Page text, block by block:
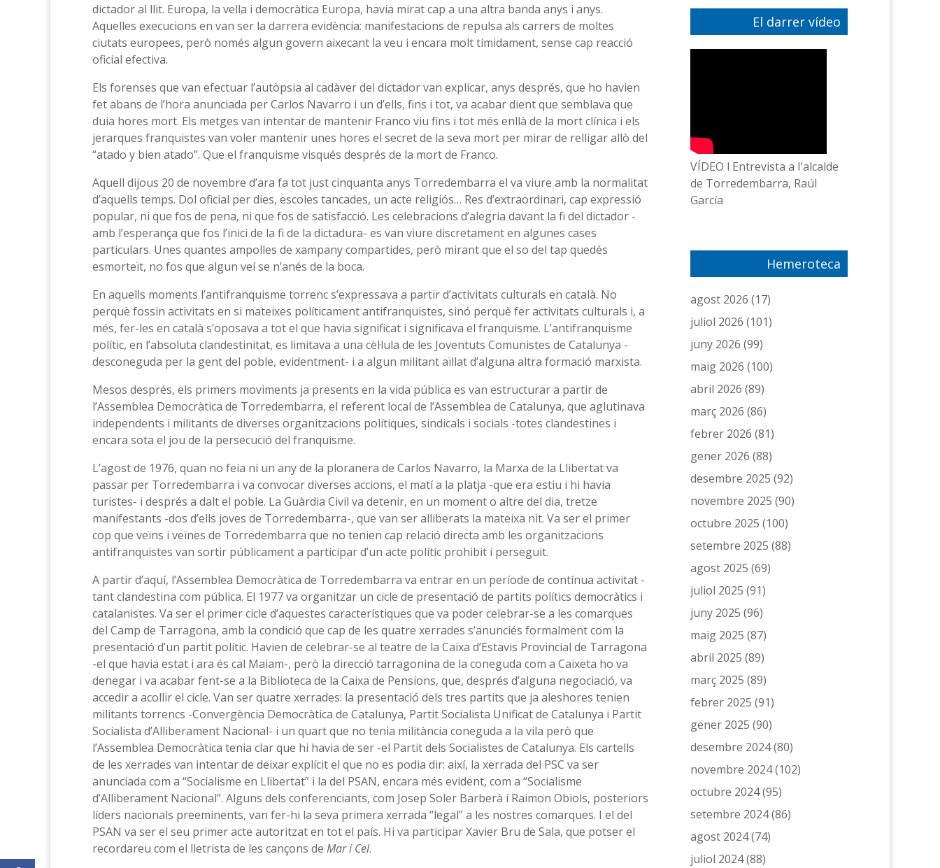
dictador al llit. Europa, la vella i democràtica Europa, havia mirat cap a una altra banda anys i anys.
Aquelles execucions en van ser la darrera evidència: manifestacions de repulsa als carrers de moltes
ciutats europees, però només algun govern aixecant la veu i encara molt tímidament, sense cap reacció
oficial efectiva.
Els forenses que van efectuar l’autòpsia al cadàver del dictador van explicar, anys després, que ho havien
fet abans de l’hora anunciada per Carlos Navarro i un d’ells, fins i tot, va acabar dient que semblava que
duia hores mort. Els metges van intentar de mantenir Franco viu fins i tot més enllà de la mort clínica i els
jerarques franquistes van voler mantenir unes hores el secret de la seva mort per mirar de relligar allò del
“atado y bien atado”. Que el franquisme visqués després de la mort de Franco.
Aquell dijous 20 de novembre d’ara fa tot just cinquanta anys Torredembarra el va viure amb la normalitat
d’aquells temps. Dol oficial per dies, escoles tancades, un acte religiós… Res d’extraordinari, cap expressió
popular, ni que fos de pena, ni que fos de satisfacció. Les celebracions d’alegria davant la fi del dictador -
amb l’esperança que fos l’inici de la fi de la dictadura- es van viure discretament en algunes cases
particulars. Unes quantes ampolles de xampany compartides, però mirant que el so del tap quedés
esmorteït, no fos que algun veí se n’anés de la boca.
En aquells moments l’antifranquisme torrenc s’expressava a partir d’activitats culturals en català. No
perquè fossin activitats en si mateixes políticament antifranquistes, sinó perquè fer activitats culturals i, a
més, fer-les en català s’oposava a tot el que havia significat i significava el franquisme. L’antifranquisme
polític, en l’absoluta clandestinitat, es limitava a una cèl·lula de les Joventuts Comunistes de Catalunya -
desconeguda per la gent del poble, evidentment- i a algun militant aïllat d’alguna altra formació marxista.
Mesos després, els primers moviments ja presents en la vida pública es van estructurar a partir de
l’Assemblea Democràtica de Torredembarra, el referent local de l’Assemblea de Catalunya, que aglutinava
independents i militants de diverses organitzacions polítiques, sindicals i socials -totes clandestines i
encara sota el jou de la persecució del franquisme.
L’agost de 1976, quan no feia ni un any de la ploranera de Carlos Navarro, la Marxa de la Llibertat va
passar per Torredembarra i va convocar diverses accions, el matí a la platja -que era estiu i hi havia
turistes- i després a dalt el poble. La Guàrdia Civil va detenir, en un moment o altre del dia, tretze
manifestants -dos d’ells joves de Torredembarra-, que van ser alliberats la mateixa nit. Va ser el primer
cop que veïns i veïnes de Torredembarra que no tenien cap relació directa amb les organitzacions
antifranquistes van sortir públicament a participar d’un acte polític prohibit i perseguit.
A partir d’aquí, l’Assemblea Democràtica de Torredembarra va entrar en un període de contínua activitat -
tant clandestina com pública. El 1977 va organitzar un cicle de presentació de partits polítics democràtics i
catalanistes. Va ser el primer cicle d’aquestes característiques que va poder celebrar-se a les comarques
del Camp de Tarragona, amb la condició que cap de les quatre xerrades s’anunciés formalment com la
presentació d’un partit polític. Havien de celebrar-se al teatre de la Caixa d’Estavis Provincial de Tarragona
-el que havia estat i ara és cal Maiam-, però la direcció tarragonina de la coneguda com a Caixeta ho va
denegar i va acabar fent-se a la Biblioteca de la Caixa de Pensions, que, després d’alguna negociació, va
accedir a acollir el cicle. Van ser quatre xerrades: la presentació dels tres partits que ja aleshores tenien
militants torrencs -Convergència Democràtica de Catalunya, Partit Socialista Unificat de Catalunya i Partit
Socialista d’Alliberament Nacional- i un quart que no tenia militància coneguda a la vila però que
l’Assemblea Democràtica tenia clar que hi havia de ser -el Partit dels Socialistes de Catalunya. Els cartells
de les xerrades van intentar de deixar explícit el que no es podia dir: així, la xerrada del PSC va ser
anunciada com a “Socialisme en Llibertat” i la del PSAN, encara més evident, com a “Socialisme
d’Alliberament Nacional”. Alguns dels conferenciants, com Josep Soler Barberà i Raimon Obiols, posteriors
líders nacionals preeminents, van fer-hi la seva primera xerrada “legal” a les nostres comarques. I el del
PSAN va ser el seu primer acte autoritzat en tot el país. Hi va participar Xavier Bru de Sala, que potser el
recordareu com el lletrista de les cançons de Mar i Cel.
El darrer vídeo
VÍDEO l Entrevista a l'alcalde
de Torredembarra, Raúl
García
Hemeroteca
agost 2026 (17)
juliol 2026 (101)
juny 2026 (99)
maig 2026 (100)
abril 2026 (89)
març 2026 (86)
febrer 2026 (81)
gener 2026 (88)
desembre 2025 (92)
novembre 2025 (90)
octubre 2025 (100)
setembre 2025 (88)
agost 2025 (69)
juliol 2025 (91)
juny 2025 (96)
maig 2025 (87)
abril 2025 (89)
març 2025 (89)
febrer 2025 (91)
gener 2025 (90)
desembre 2024(80)
novembre 2024(102)
octubre 2024(95)
setembre 2024(86)
agost 2024(74)
juliol 2024(88)